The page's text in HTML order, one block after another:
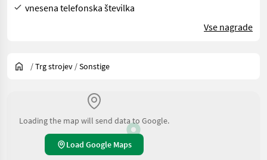
vnesena telefonska številka
Vse nagrade
/Trg strojev /Sonstige
Loading the map will send data to Google.
Load Google Maps